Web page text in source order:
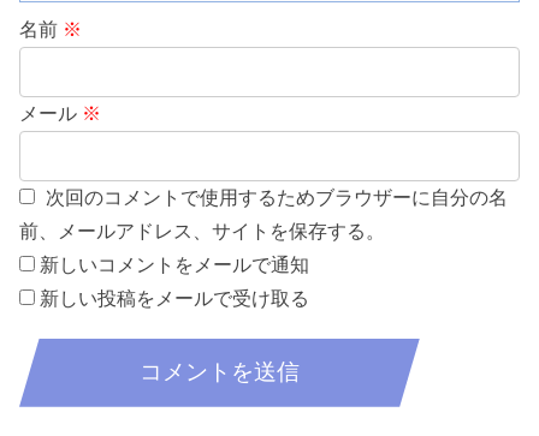
名前 ※
メール ※
次回のコメントで使用するためブラウザーに自分の名
前、メールアドレス、サイトを保存する。
新しいコメントをメールで通知
新しい投稿をメールで受け取る